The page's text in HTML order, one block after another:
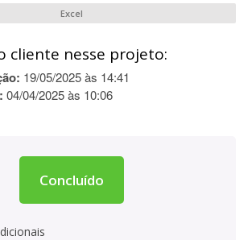
Excel
cliente nesse projeto:
19/05/2025 às 14:41
04/04/2025 às 10:06
Concluído